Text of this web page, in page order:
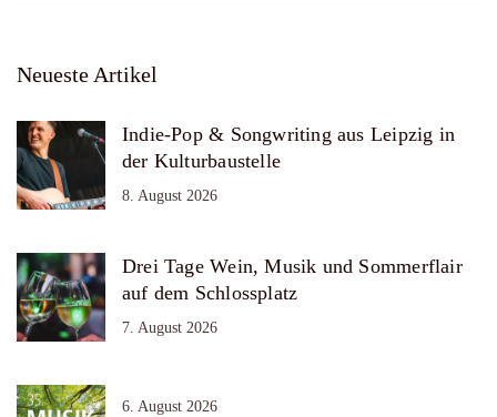
Neueste Artikel
Indie-Pop & Songwriting aus Leipzig in
der Kulturbaustelle
8. August 2026
Drei Tage Wein, Musik und Sommerflair
auf dem Schlossplatz
7. August 2026
6. August 2026